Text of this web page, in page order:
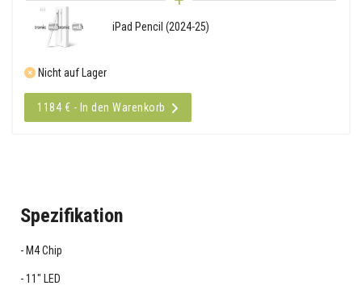
iPad Pencil (2024-25)
Nicht auf Lager
1184 € - In den Warenkorb
Spezifikation
M4 Chip
11" LED